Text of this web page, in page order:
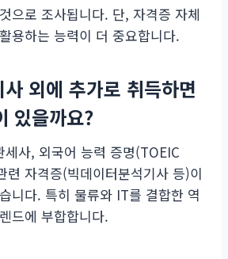
으로 조사됩니다. 단, 자격증 자체
용하는 능력이 더 중요합니다.
외에 추가로 취득하면
있을까요?
사, 외국어 능력 증명(TOEIC
련 자격증(빅데이터분석기사 등)이
니다. 특히 물류와 IT를 결합한 역
드에 부합합니다.